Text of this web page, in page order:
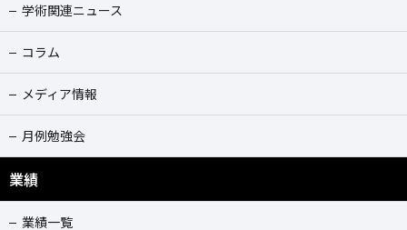
学術関連ニュース
コラム
メディア情報
月例勉強会
業績
業績一覧